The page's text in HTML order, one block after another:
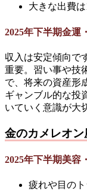
大きな出費
2025年下半期金運
収入は安定傾向で
重要。習い事や技
で、将来の資産形
ギャンブル的な投
いていく意識が大
金のカメレオ
2025年下半期美容
疲れや目の